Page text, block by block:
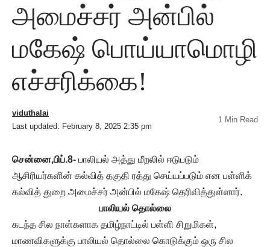
அமைச்சர் அன்பில்
மகேஷ் பொய்யாமொழி
எச்சரிக்கை!
Last updated: February 8, 2025 2:35 pm
viduthalai
1 Min Read
சென்னை,பிப்.8- பாலியல் அத்து மீறலில் ஈடுபடும்
ஆசிரியர்களின் கல்வித் தகுதி ரத்து செய்யப்படும் என பள்ளிக்
கல்வித் துறை அமைச்சர் அன்பில் மகேஷ் தெரிவித்துள்ளார்.
பாலியல் தொல்லை
கடந்த சில நாள்களாக தமிழ்நாட்டில் பள்ளி சிறுமிகள்,
மாணவிகளுக்கு பாலியல் தொல்லை கொடுக்கும் ஒரு சில